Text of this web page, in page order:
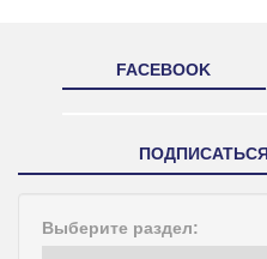
FACEBOOK
Выберите раздел: